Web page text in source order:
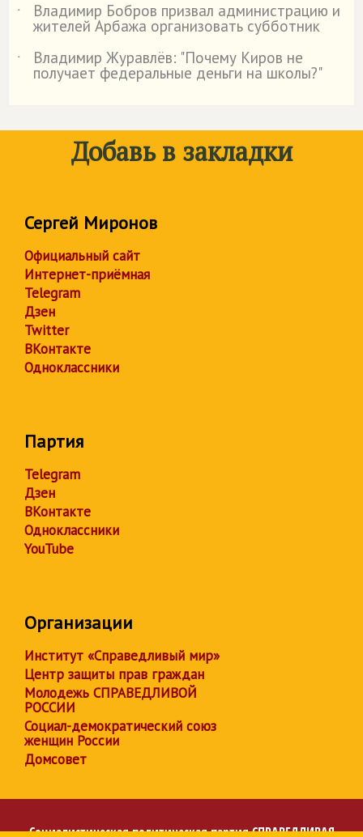
˙
Владимир Бобров призвал администрацию и
жителей Арбажа организовать субботник
˙
Владимир Журавлёв: "Почему Киров не
получает федеральные деньги на школы?"
Добавь в закладки
Сергей Миронов
Официальный сайт
Интернет-приёмная
Telegram
Дзен
Twitter
ВКонтакте
Одноклассники
Партия
Telegram
Дзен
ВКонтакте
Одноклассники
YouTube
Организации
Институт «Справедливый мир»
Центр защиты прав граждан
Молодежь СПРАВЕДЛИВОЙ
РОССИИ
Социал-демократический союз
женщин России
Домсовет
Социалистическая политическая партияСПРАВЕДЛИВАЯ